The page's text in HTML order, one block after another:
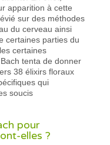
apparition à cette
sur des méthodes
du cerveau ainsi
certaines parties du
certaines
tenta de donner
38 élixirs floraux
qui
soucis
pour
elles ?